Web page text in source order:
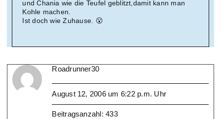
und Chania wie die Teufel geblitzt,damit kann man
Kohle machen.
Ist doch wie Zuhause. 😮
Roadrunner30
August 12, 2006 um 6:22 p.m. Uhr
Beitragsanzahl: 433